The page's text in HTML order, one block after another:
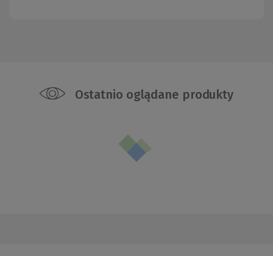
Ostatnio oglądane produkty